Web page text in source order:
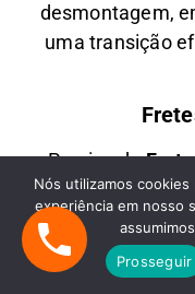
desmontagem,
uma transição
Precisa deF
qualidade e
móveis,
mercadorias
treinada.
Nós utilizamos
experiência em nosso
Prosseguir